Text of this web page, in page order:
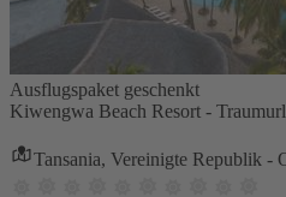
Ausflugspaket geschenkt
Kiwengwa Beach Resort -
Tansania, Vereinigte Republik -